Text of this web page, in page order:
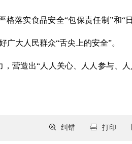
落实食品安全“包保责任制”和“
大人民群众“舌尖上的安全”。
营造出“人人关心、人人参与、人
打印
纠错